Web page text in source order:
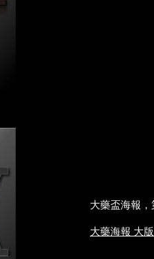
大藥盃海報
大藥海報 大